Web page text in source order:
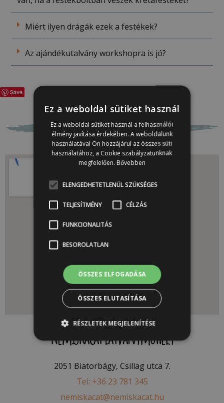
Miért ilyen drágák ezek a festékek?
Az ajándékutalvány workshopra is jó?
Save
Nemiskacat Látványműhely
2051 Biatorbágy, Csillag utca 7.
Tel: +36 23 781 345
nemiskacat@nemiskacat.hu
Ez a weboldal sütiket használ
Ez a weboldal sütiket használ a felhasználói
élmény javítása érdekében. A weboldalunk
használatával Ön hozzájárul az összes süti
használatához, a Cookie szabályzatunknak
megfelelően. Bővebben
ELENGEDHETETLENÜL SZÜKSÉGES
TELJESÍTMÉNY CÉLZÁS
FUNKCIONALITÁS
BESOROLATLAN
ÖSSZES ELFOGADÁSA
ÖSSZES ELUTASÍTÁSA
RÉSZLETEK MEGJELENÍTÉSE